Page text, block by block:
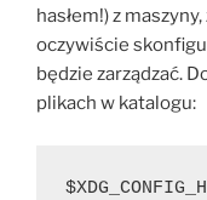
hasłem!) z
oczywiście
będzie zarządzać.
plikach w katalogu: